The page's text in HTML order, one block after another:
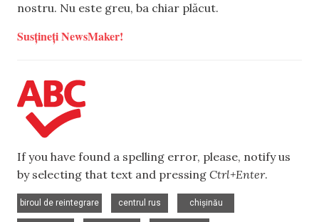
nostru. Nu este greu, ba chiar plăcut.
Susțineți NewsMaker!
If you have found a spelling error, please, notify us
by selecting that text and pressing Ctrl+Enter.
biroul de reintegrare
centrul rus
chișinău